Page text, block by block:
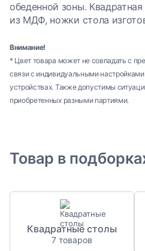
обеденной зоны.
из МДФ, ножки стола
Внимание!
* Цвет товара может не совпадать с
связи с индивидуальными
устройствах. Также допустимы
приобретенных разными партиями.
Товар в
Квадратные столы
7 товаров